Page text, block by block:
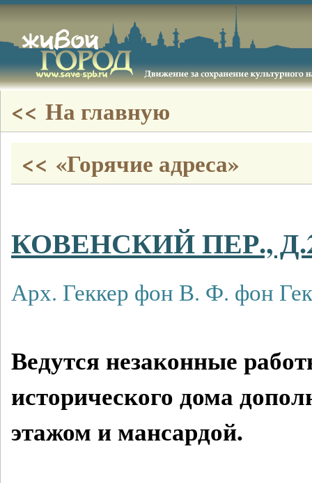
<< На главную
<< «Горячие адреса»
КОВЕНСКИЙ ПЕР.,
Арх. Геккер фон В. Ф. фон
Ведутся незаконные
исторического дома
этажом и мансардой.